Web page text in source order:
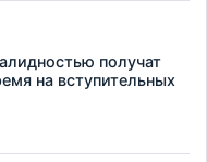
получат
на вступительных